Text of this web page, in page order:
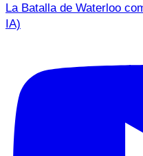
La Batalla de Waterloo
IA)